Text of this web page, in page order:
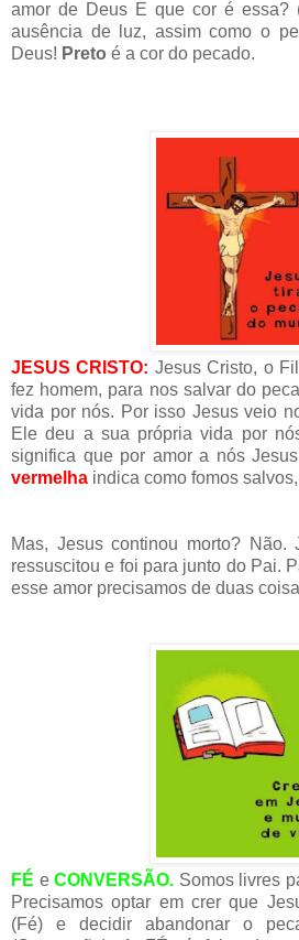
amor de Deus E que cor é essa?
ausência de luz, assim como o
Deus! Preto é a cor do pecado.
JESUS CRISTO: Jesus Cristo, o
fez homem, para nos salvar do
vida por nós. Por isso Jesus veio
Ele deu a sua própria vida por
significa que por amor a nós
vermelha indica como fomos
Mas, Jesus continou morto? Não.
ressuscitou e foi para junto do Pai.
esse amor precisamos de duas
FÉ e CONVERSÃO. Somos livres
Precisamos optar em crer que
(Fé) e decidir abandonar o